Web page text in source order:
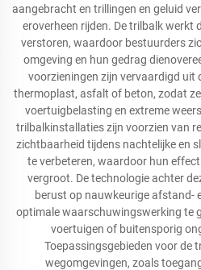
aangebracht en trillingen en geluid
eroverheen rijden. De trilbalk werkt
verstoren, waardoor bestuurders
omgeving en hun gedrag
voorzieningen zijn vervaardigd uit
thermoplast, asfalt of beton, zodat
voertuigbelasting en extreme
trilbalkinstallaties zijn voorzien van
zichtbaarheid tijdens nachtelijke en
te verbeteren, waardoor hun
vergroot. De technologie achter
berust op nauwkeurige afstand-
optimale waarschuwingswerking te
voertuigen of buitensporig
Toepassingsgebieden voor de
wegomgevingen, zoals